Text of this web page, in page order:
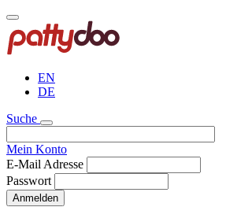
Direkt
zum
Inhalt
EN
DE
Suche
Mein Konto
E-Mail Adresse
Passwort
Anmelden